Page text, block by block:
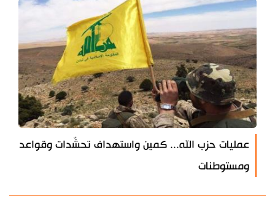
عمليات حزب الله... كمين واستهداف تحشّدات وقواعد
ومستوطنات